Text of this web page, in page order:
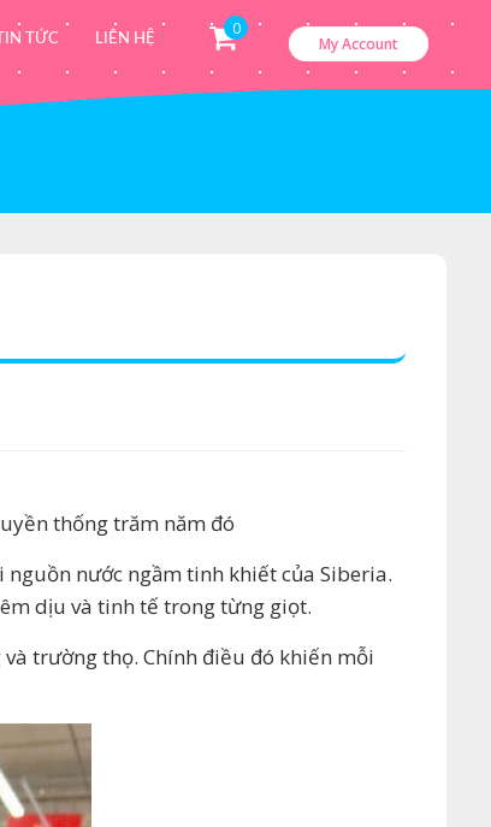
TIN TỨC LIÊN HỆ
0
My Account
thống trăm năm đó
nước ngầm tinh khiết của Siberia.
dịu và tinh tế trong từng giọt.
trường thọ. Chính điều đó khiến mỗi